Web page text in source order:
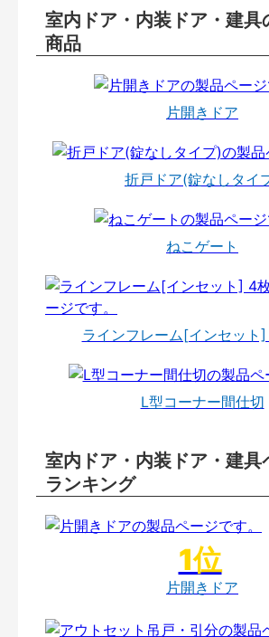
室内ドア・内装ドア・建具
商品
片開きドア
折戸ドア(錠なしタイ
ねこゲート
ラインフレーム[インセット
L型コーナー間仕切
室内ドア・内装ドア・建具
ランキング
片開きドア